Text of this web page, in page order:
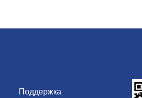
Поддержка